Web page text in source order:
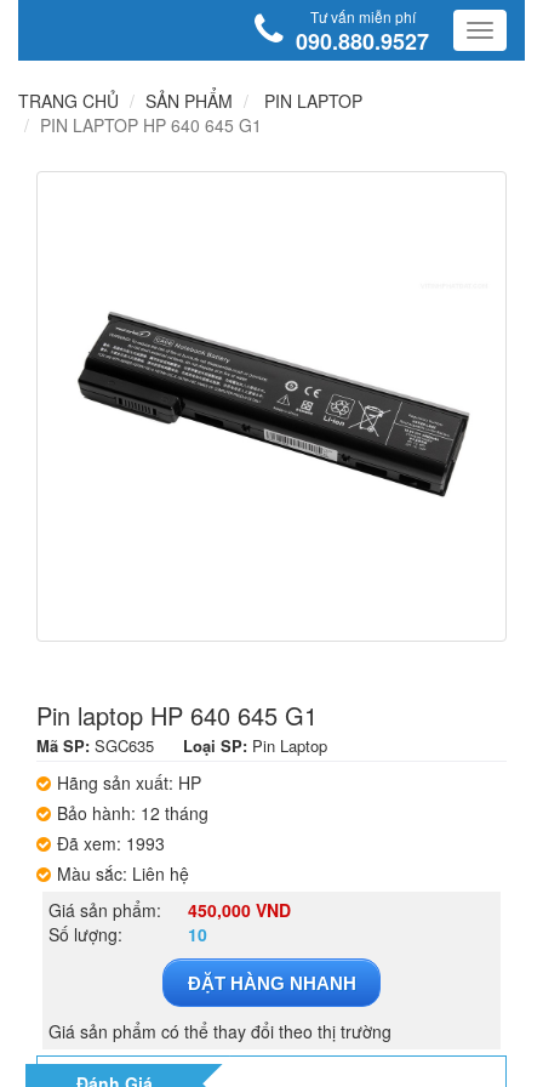
Tư vấn miễn phí
090.880.9527
TRANG CHỦ SẢN PHẨM
PIN LAPTOP
PIN LAPTOP HP 640 645 G1
Pin laptop HP 640 645 G1
Mã SP: SGC635 Loại SP: Pin Laptop
Hãng sản xuất: HP
Bảo hành: 12 tháng
Đã xem: 1993
Màu sắc: Liên hệ
Giá sản phẩm:
450,000 VND
Số lượng:
10
ĐẶT HÀNG NHANH
Giá sản phẩm có thể thay đổi theo thị trường